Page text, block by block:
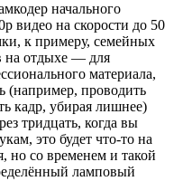
начального
видео на скорости до 50
к примеру, семейных
на отдыхе — для
материала,
(например, проводить
кадр, убирая лишнее)
тридцать, когда вы
это будет что-то на
но со временем и такой
ламповый